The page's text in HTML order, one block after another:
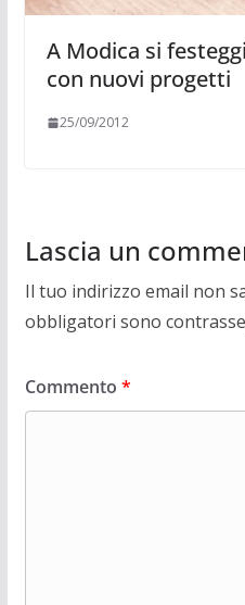
A Modica si
con nuovi progetti
25/09/2012
Lascia un
Il tuo indirizzo email non
obbligatori sono
Commento *